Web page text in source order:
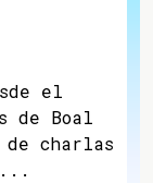
el
de Boal
de charlas